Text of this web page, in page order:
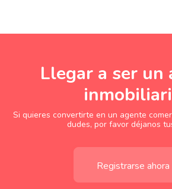
Llegar a ser un
Si quieres convertirte en un agente
dudes, por favor déjanos
Registrarse ahora